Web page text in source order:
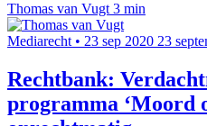
Thomas van Vugt 3 min
Mediarecht • 23 sep 2020 23
Rechtbank:
programma ‘Moord